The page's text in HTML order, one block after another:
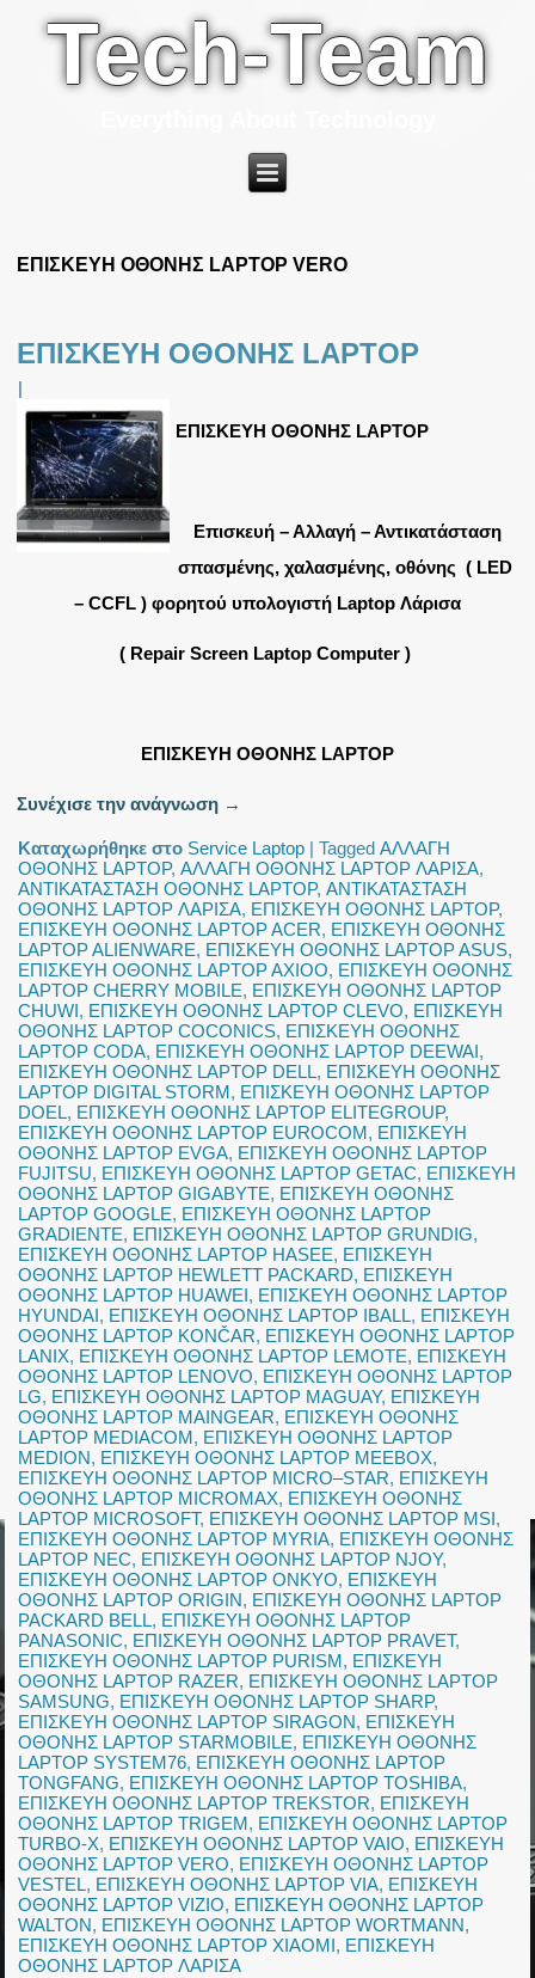
Tech-Team
ΕΠΙΣΚΕΥΗ ΟΘΟΝΗΣ LAPTOP VERO
ΕΠΙΣΚΕΥΗ ΟΘΟΝΗΣ LAPTOP
|
ΕΠΙΣΚΕΥΗ ΟΘΟΝΗΣ LAPTOP
Επισκευή – Αλλαγή – Αντικατάσταση
σπασμένης, χαλασμένης, οθόνης ( LED
– CCFL ) φορητού υπολογιστή Laptop Λάρισα
( Repair Screen Laptop Computer )
ΕΠΙΣΚΕΥΗ ΟΘΟΝΗΣ LAPTOP
Συνέχισε την ανάγνωση →
Καταχωρήθηκε στο Service Laptop |Tagged ΑΛΛΑΓΗ
ΟΘΟΝΗΣ LAPTOP,ΑΛΛΑΓΗ ΟΘΟΝΗΣ LAPTOP ΛΑΡΙΣΑ,
ΑΝΤΙΚΑΤΑΣΤΑΣΗ ΟΘΟΝΗΣ LAPTOP,ΑΝΤΙΚΑΤΑΣΤΑΣΗ
ΟΘΟΝΗΣ LAPTOP ΛΑΡΙΣΑ, ΕΠΙΣΚΕΥΗ ΟΘΟΝΗΣ LAPTOP,
ΕΠΙΣΚΕΥΗ ΟΘΟΝΗΣ LAPTOP ACER, ΕΠΙΣΚΕΥΗ ΟΘΟΝΗΣ
LAPTOP ALIENWARE, ΕΠΙΣΚΕΥΗ ΟΘΟΝΗΣ LAPTOP ASUS,
ΕΠΙΣΚΕΥΗ ΟΘΟΝΗΣ LAPTOP AXIOO, ΕΠΙΣΚΕΥΗ ΟΘΟΝΗΣ
LAPTOP CHERRY MOBILE, ΕΠΙΣΚΕΥΗ ΟΘΟΝΗΣ LAPTOP
CHUWI, ΕΠΙΣΚΕΥΗ ΟΘΟΝΗΣ LAPTOP CLEVO, ΕΠΙΣΚΕΥΗ
ΟΘΟΝΗΣ LAPTOP COCONICS, ΕΠΙΣΚΕΥΗ ΟΘΟΝΗΣ
LAPTOP CODA, ΕΠΙΣΚΕΥΗ ΟΘΟΝΗΣ LAPTOP DEEWAI,
ΕΠΙΣΚΕΥΗ ΟΘΟΝΗΣ LAPTOP DELL, ΕΠΙΣΚΕΥΗ ΟΘΟΝΗΣ
LAPTOP DIGITAL STORM, ΕΠΙΣΚΕΥΗ ΟΘΟΝΗΣ LAPTOP
DOEL, ΕΠΙΣΚΕΥΗ ΟΘΟΝΗΣ LAPTOP ELITEGROUP,
ΕΠΙΣΚΕΥΗ ΟΘΟΝΗΣ LAPTOP EUROCOM, ΕΠΙΣΚΕΥΗ
ΟΘΟΝΗΣ LAPTOP EVGA, ΕΠΙΣΚΕΥΗ ΟΘΟΝΗΣ LAPTOP
FUJITSU, ΕΠΙΣΚΕΥΗ ΟΘΟΝΗΣ LAPTOP GETAC, ΕΠΙΣΚΕΥΗ
ΟΘΟΝΗΣ LAPTOP GIGABYTE, ΕΠΙΣΚΕΥΗ ΟΘΟΝΗΣ
LAPTOP GOOGLE, ΕΠΙΣΚΕΥΗ ΟΘΟΝΗΣ LAPTOP
GRADIENTE, ΕΠΙΣΚΕΥΗ ΟΘΟΝΗΣ LAPTOP GRUNDIG,
ΕΠΙΣΚΕΥΗ ΟΘΟΝΗΣ LAPTOP HASEE, ΕΠΙΣΚΕΥΗ
ΟΘΟΝΗΣ LAPTOP HEWLETT PACKARD, ΕΠΙΣΚΕΥΗ
ΟΘΟΝΗΣ LAPTOP HUAWEI, ΕΠΙΣΚΕΥΗ ΟΘΟΝΗΣ LAPTOP
HYUNDAI, ΕΠΙΣΚΕΥΗ ΟΘΟΝΗΣ LAPTOP IBALL, ΕΠΙΣΚΕΥΗ
ΟΘΟΝΗΣ LAPTOP KONČAR, ΕΠΙΣΚΕΥΗ ΟΘΟΝΗΣ LAPTOP
LANIX, ΕΠΙΣΚΕΥΗ ΟΘΟΝΗΣ LAPTOP LEMOTE, ΕΠΙΣΚΕΥΗ
ΟΘΟΝΗΣ LAPTOP LENOVO, ΕΠΙΣΚΕΥΗ ΟΘΟΝΗΣ LAPTOP
LG, ΕΠΙΣΚΕΥΗ ΟΘΟΝΗΣ LAPTOP MAGUAY, ΕΠΙΣΚΕΥΗ
ΟΘΟΝΗΣ LAPTOP MAINGEAR, ΕΠΙΣΚΕΥΗ ΟΘΟΝΗΣ
LAPTOP MEDIACOM, ΕΠΙΣΚΕΥΗ ΟΘΟΝΗΣ LAPTOP
MEDION, ΕΠΙΣΚΕΥΗ ΟΘΟΝΗΣ LAPTOP MEEBOX,
ΕΠΙΣΚΕΥΗ ΟΘΟΝΗΣ LAPTOP MICRO–STAR, ΕΠΙΣΚΕΥΗ
ΟΘΟΝΗΣ LAPTOP MICROMAX, ΕΠΙΣΚΕΥΗ ΟΘΟΝΗΣ
LAPTOP MICROSOFT, ΕΠΙΣΚΕΥΗ ΟΘΟΝΗΣ LAPTOP MSI,
ΕΠΙΣΚΕΥΗ ΟΘΟΝΗΣ LAPTOP MYRIA, ΕΠΙΣΚΕΥΗ ΟΘΟΝΗΣ
LAPTOP NEC, ΕΠΙΣΚΕΥΗ ΟΘΟΝΗΣ LAPTOP NJOY,
ΕΠΙΣΚΕΥΗ ΟΘΟΝΗΣ LAPTOP ONKYO, ΕΠΙΣΚΕΥΗ
ΟΘΟΝΗΣ LAPTOP ORIGIN, ΕΠΙΣΚΕΥΗ ΟΘΟΝΗΣ LAPTOP
PACKARD BELL, ΕΠΙΣΚΕΥΗ ΟΘΟΝΗΣ LAPTOP
PANASONIC, ΕΠΙΣΚΕΥΗ ΟΘΟΝΗΣ LAPTOP PRAVET,
ΕΠΙΣΚΕΥΗ ΟΘΟΝΗΣ LAPTOP PURISM, ΕΠΙΣΚΕΥΗ
ΟΘΟΝΗΣ LAPTOP RAZER, ΕΠΙΣΚΕΥΗ ΟΘΟΝΗΣ LAPTOP
SAMSUNG, ΕΠΙΣΚΕΥΗ ΟΘΟΝΗΣ LAPTOP SHARP,
ΕΠΙΣΚΕΥΗ ΟΘΟΝΗΣ LAPTOP SIRAGON, ΕΠΙΣΚΕΥΗ
ΟΘΟΝΗΣ LAPTOP STARMOBILE, ΕΠΙΣΚΕΥΗ ΟΘΟΝΗΣ
LAPTOP SYSTEM76, ΕΠΙΣΚΕΥΗ ΟΘΟΝΗΣ LAPTOP
TONGFANG, ΕΠΙΣΚΕΥΗ ΟΘΟΝΗΣ LAPTOP TOSHIBA,
ΕΠΙΣΚΕΥΗ ΟΘΟΝΗΣ LAPTOP TREKSTOR, ΕΠΙΣΚΕΥΗ
ΟΘΟΝΗΣ LAPTOP TRIGEM, ΕΠΙΣΚΕΥΗ ΟΘΟΝΗΣ LAPTOP
TURBO-X, ΕΠΙΣΚΕΥΗ ΟΘΟΝΗΣ LAPTOP VAIO, ΕΠΙΣΚΕΥΗ
ΟΘΟΝΗΣ LAPTOP VERO, ΕΠΙΣΚΕΥΗ ΟΘΟΝΗΣ LAPTOP
VESTEL, ΕΠΙΣΚΕΥΗ ΟΘΟΝΗΣ LAPTOP VIA, ΕΠΙΣΚΕΥΗ
ΟΘΟΝΗΣ LAPTOP VIZIO, ΕΠΙΣΚΕΥΗ ΟΘΟΝΗΣ LAPTOP
WALTON, ΕΠΙΣΚΕΥΗ ΟΘΟΝΗΣ LAPTOP WORTMANN,
ΕΠΙΣΚΕΥΗ ΟΘΟΝΗΣ LAPTOP XIAOMI, ΕΠΙΣΚΕΥΗ
ΟΘΟΝΗΣ LAPTOP ΛΑΡΙΣΑ